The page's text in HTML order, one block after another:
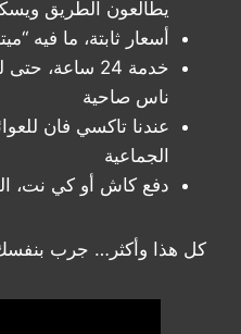
يطالعون الطريق
أسعار ثابتة، ما فيه
ناس صاحية
عندنا تاكسي فان
الجماعية
دفع كاش أو كي نت،
كل هذا وأكثر… جرب